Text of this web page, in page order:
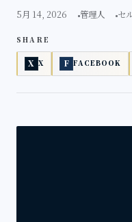
5月 14, 2026 管理人 セ
SHARE
X X F FACEBOOK